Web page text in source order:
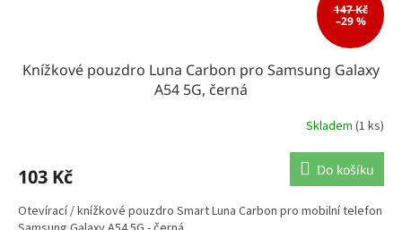
147 Kč
–29 %
Knížkové pouzdro Luna Carbon pro Samsung Galaxy
A54 5G, černá
Skladem (1 ks)
103 Kč Do košíku
Otevírací / knížkové pouzdro Smart Luna Carbon pro mobilní telefon